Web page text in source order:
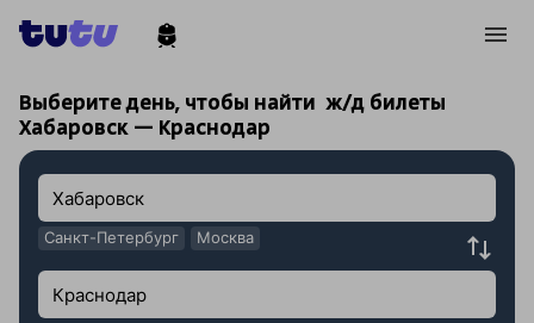
Выберите день, чтобы найти ж/д билеты
Хабаровск — Краснодар
Санкт-Петербург Москва